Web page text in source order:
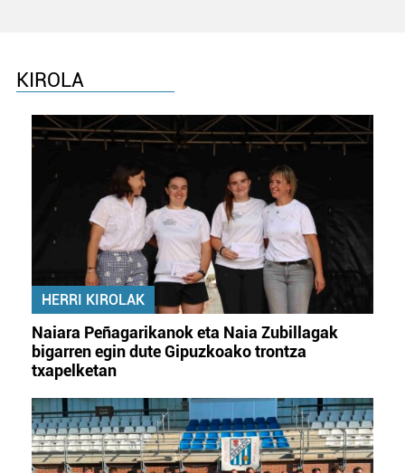
KIROLA
HERRI KIROLAK
Naiara Peñagarikanok eta Naia Zubillagak
bigarren egin dute Gipuzkoako trontza
txapelketan